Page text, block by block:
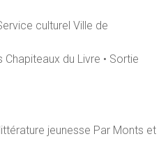
culturel Ville de
du Livre • Sortie
jeunesse Par Monts et